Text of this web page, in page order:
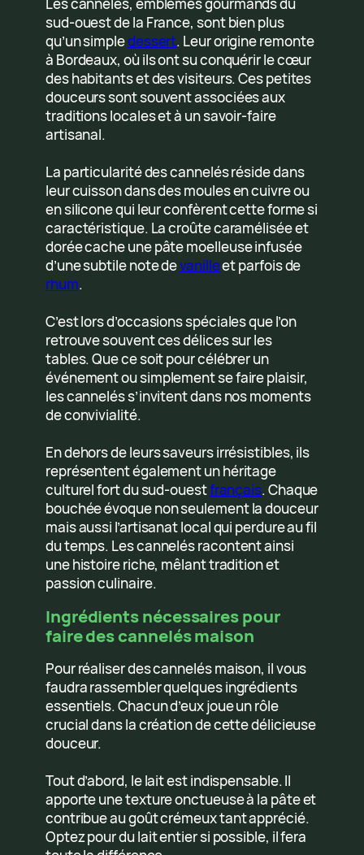
sud-ouest de la France, sont bien plus
qu’un simpledessert. Leur origine remonte
à Bordeaux, où ils ont su conquérir le cœur
des habitants et des visiteurs. Ces petites
douceurs sont souvent associées aux
traditions locales et à un savoir-faire
artisanal.
La particularité des cannelés réside dans
leur cuisson dans des moules en cuivre ou
en silicone qui leur confèrent cette forme si
caractéristique. La croûte caramélisée et
dorée cache une pâte moelleuse infusée
d’une subtile note devanilleet parfois de
rhum.
C’est lors d’occasions spéciales que l’on
retrouve souvent ces délices sur les
tables. Que ce soit pour célébrer un
événement ou simplement se faire plaisir,
les cannelés s’invitent dans nos moments
de convivialité.
En dehors de leurs saveurs irrésistibles, ils
représentent également un héritage
culturel fort du sud-ouestfrançais. Chaque
bouchée évoque non seulement la douceur
mais aussi l’artisanat local qui perdure au fil
du temps. Les cannelés racontent ainsi
une histoire riche, mêlant tradition et
passion culinaire.
Ingrédients nécessaires pour
faire des cannelés maison
Pour réaliser des cannelés maison, il vous
faudra rassembler quelques ingrédients
essentiels. Chacun d’eux joue un rôle
crucial dans la création de cette délicieuse
douceur.
Tout d’abord, le lait est indispensable. Il
apporte une texture onctueuse à la pâte et
contribue au goût crémeux tant apprécié.
Optez pour du lait entier si possible, il fera